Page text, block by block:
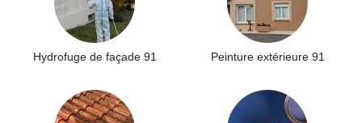
Hydrofuge de façade 91 Peinture extérieure 91